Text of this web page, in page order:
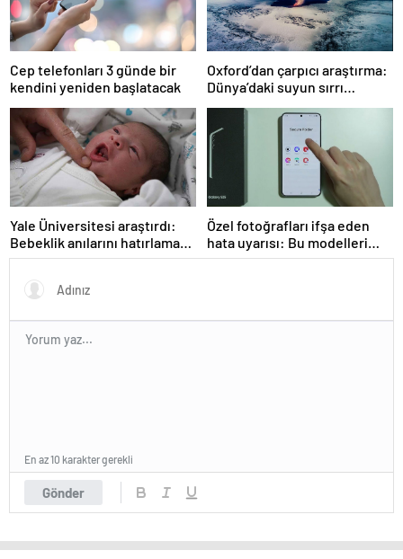
Cep telefonları 3 günde bir
kendini yeniden başlatacak
Oxford’dan çarpıcı araştırma:
Dünya’daki suyun sırrı
çözüldü
Yale Üniversitesi araştırdı:
Bebeklik anılarını hatırlamak
mümkün mü? Sonuçlar
Özel fotoğrafları ifşa eden
hata uyarısı: Bu modelleri
kullanıyorsanız dikkat
Gönder
En az 10 karakter gerekli